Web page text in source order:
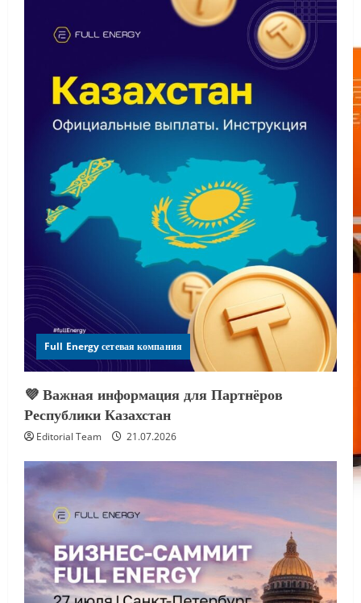
Full Energy сетевая компания
💜 Важная информация для Партнёров
Республики Казахстан
Editorial Team 21.07.2026